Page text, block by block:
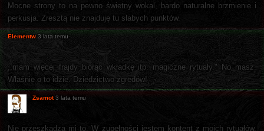
Mocne strony to na pewno świetny wokal, bardo naturalne brzmienie i
perkusja. Zresztą nie znajduję tu słabych punktów.
Elementw 3 lata temu
,,mam więcej frajdy biorąc wkładkę itp. magiczne rytuały." No masz.
Właśnie o to idzie. Dziedzictwo zgredów!
Zsamot 3 lata temu
Nie przeszkadza mi to. W zupełności jestem kontent z moich rytuałów.